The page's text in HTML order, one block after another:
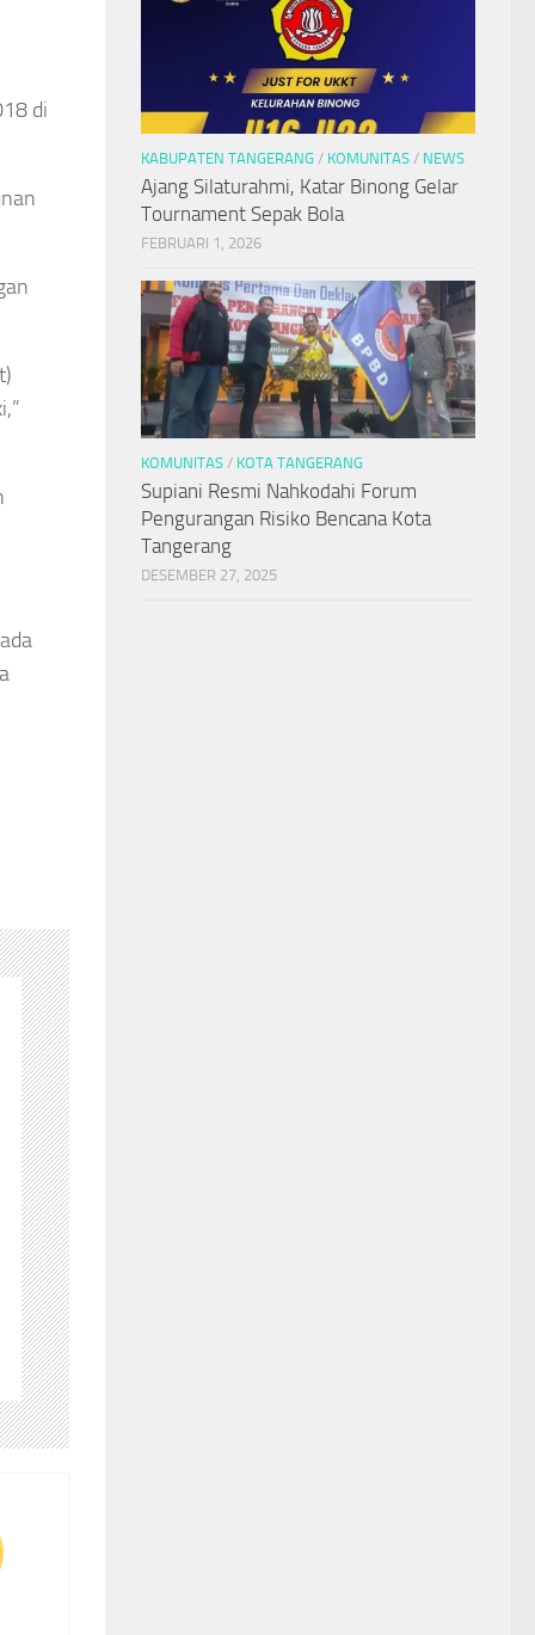
di
KABUPATEN TANGERANG / KOMUNITAS / NEWS
Ajang Silaturahmi, Katar Binong Gelar
Tournament Sepak Bola
FEBRUARI 1, 2026
KOMUNITAS / KOTA TANGERANG
Supiani Resmi Nahkodahi Forum
Pengurangan Risiko Bencana Kota
Tangerang
DESEMBER 27, 2025